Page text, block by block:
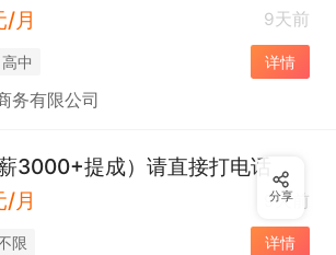
月
9天前
高中 详情
务有限公司
3000+提成）请直接打电话
月
9天前
限 详情
分享